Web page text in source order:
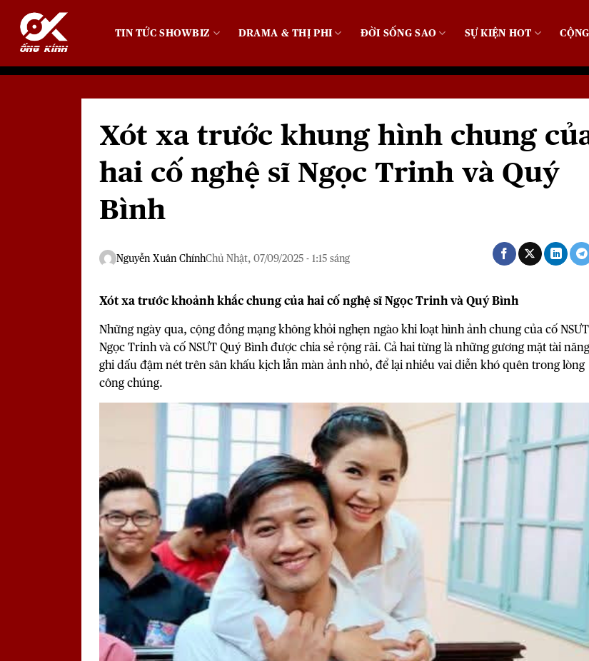
TIN TỨC SHOWBIZ DRAMA & THỊ PHI ĐỜI SỐNG SAO SỰ KIỆN HOT
Xót xa trước khung hình chung
hai cố nghệ sĩ Ngọc Trinh và Quý
Bình
Nguyễn Xuân ChínhChủ Nhật, 07/09/2025 - 1:15 sáng
Xót xa trước khoảnh khắc chung của hai cố nghệ sĩ Ngọc Trinh và Quý Bình
Những ngày qua, cộng đồng mạng không khỏi nghẹn ngào khi loạt hình ảnh chung của cốNSƯT
Ngọc Trinhvà cố NSƯT Quý Bình được chia sẻ rộng rãi. Cả hai từng là những gương mặt tài
ghi dấu đậm nét trên sân khấu kịch lẫn màn ảnh nhỏ, để lại nhiều vai diễn khó quên trong lòng
công chúng.